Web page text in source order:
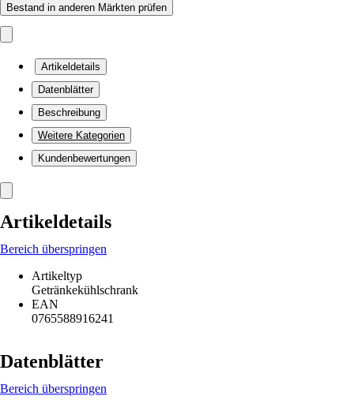
Bestand in anderen Märkten prüfen
Artikeldetails
Datenblätter
Beschreibung
Weitere Kategorien
Kundenbewertungen
Artikeldetails
Bereich überspringen
Artikeltyp
Getränkekühlschrank
EAN
0765588916241
Datenblätter
Bereich überspringen